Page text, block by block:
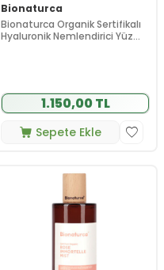
Bionaturca
Bionaturca Organik Sertifikalı
Hyaluronik Nemlendirici Yüz
1.150,00 TL
Sepete Ekle